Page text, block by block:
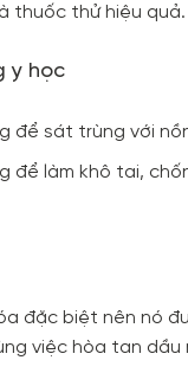
thuốc thử hiệu quả.
y học
để sát trùng với
để làm khô tai,
đặc biệt nên nó
việc hòa tan dầu